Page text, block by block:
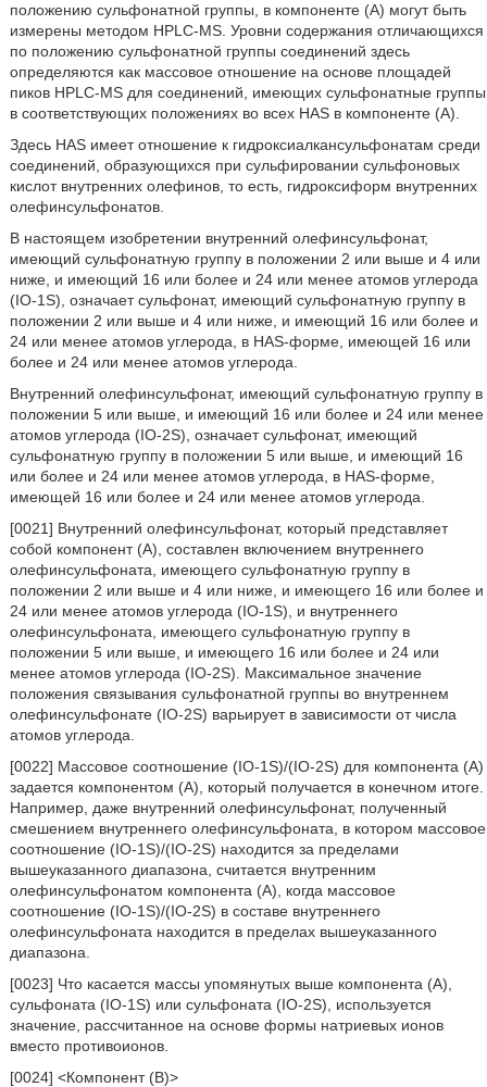
положению сульфонатной группы, в компоненте (А) могут быть
измерены методом HPLC-MS. Уровни содержания отличающихся
по положению сульфонатной группы соединений здесь
определяются как массовое отношение на основе площадей
пиков HPLC-MS для соединений, имеющих сульфонатные группы
в соответствующих положениях во всех HAS в компоненте (А).
Здесь HAS имеет отношение к гидроксиалкансульфонатам среди
соединений, образующихся при сульфировании сульфоновых
кислот внутренних олефинов, то есть, гидроксиформ внутренних
олефинсульфонатов.
В настоящем изобретении внутренний олефинсульфонат,
имеющий сульфонатную группу в положении 2 или выше и 4 или
ниже, и имеющий 16 или более и 24 или менее атомов углерода
(IO-1S), означает сульфонат, имеющий сульфонатную группу в
положении 2 или выше и 4 или ниже, и имеющий 16 или более и
24 или менее атомов углерода, в HAS-форме, имеющей 16 или
более и 24 или менее атомов углерода.
Внутренний олефинсульфонат, имеющий сульфонатную группу в
положении 5 или выше, и имеющий 16 или более и 24 или менее
атомов углерода (IO-2S), означает сульфонат, имеющий
сульфонатную группу в положении 5 или выше, и имеющий 16
или более и 24 или менее атомов углерода, в HAS-форме,
имеющей 16 или более и 24 или менее атомов углерода.
[0021] Внутренний олефинсульфонат, который представляет
собой компонент (А), составлен включением внутреннего
олефинсульфоната, имеющего сульфонатную группу в
положении 2 или выше и 4 или ниже, и имеющего 16 или более и
24 или менее атомов углерода (IO-1S), и внутреннего
олефинсульфоната, имеющего сульфонатную группу в
положении 5 или выше, и имеющего 16 или более и 24 или
менее атомов углерода (IO-2S). Максимальное значение
положения связывания сульфонатной группы во внутреннем
олефинсульфонате (IO-2S) варьирует в зависимости от числа
атомов углерода.
[0022] Массовое соотношение (IO-1S)/(IO-2S) для компонента (А)
задается компонентом (А), который получается в конечном итоге.
Например, даже внутренний олефинсульфонат, полученный
смешением внутреннего олефинсульфоната, в котором массовое
соотношение (IO-1S)/(IO-2S) находится за пределами
вышеуказанного диапазона, считается внутренним
олефинсульфонатом компонента (А), когда массовое
соотношение (IO-1S)/(IO-2S) в составе внутреннего
олефинсульфоната находится в пределах вышеуказанного
диапазона.
[0023] Что касается массы упомянутых выше компонента (А),
сульфоната (IO-1S) или сульфоната (IO-2S), используется
значение, рассчитанное на основе формы натриевых ионов
вместо противоионов.
[0024] <Компонент (В)>